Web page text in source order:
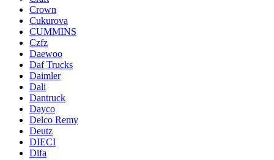
Crown
Cukurova
CUMMINS
Czfz
Daewoo
Daf Trucks
Daimler
Dali
Dantruck
Dayco
Delco Remy
Deutz
DIECI
Difa